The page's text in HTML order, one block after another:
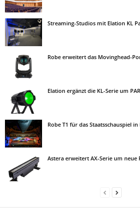
Streaming-Studios mit Elation KL
Robe erweitert das Movinghead-
Elation ergänzt die KL-Serie um
Robe T1 für das Staatsschauspiel in
Astera erweitert AX-Serie um neue